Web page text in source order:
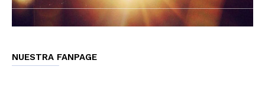
NUESTRA FANPAGE